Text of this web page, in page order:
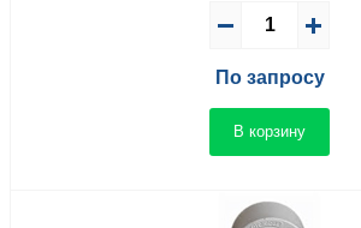
По запросу
В корзину